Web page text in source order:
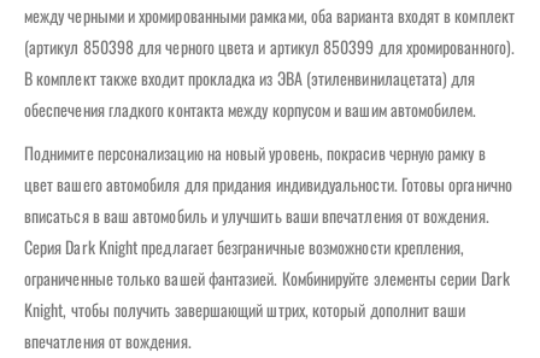
между черными и хромированными рамками, оба варианта входят в комплект
(артикул 850398 для черного цвета и артикул 850399 для хромированного).
В комплект также входит прокладка из ЭВА (этиленвинилацетата) для
обеспечения гладкого контакта между корпусом и вашим автомобилем.
Поднимите персонализацию на новый уровень, покрасив черную рамку в
цвет вашего автомобиля для придания индивидуальности. Готовы органично
вписаться в ваш автомобиль и улучшить ваши впечатления от вождения.
Серия Dark Knight предлагает безграничные возможности крепления,
ограниченные только вашей фантазией. Комбинируйте элементы серии Dark
Knight, чтобы получить завершающий штрих, который дополнит ваши
впечатления от вождения.